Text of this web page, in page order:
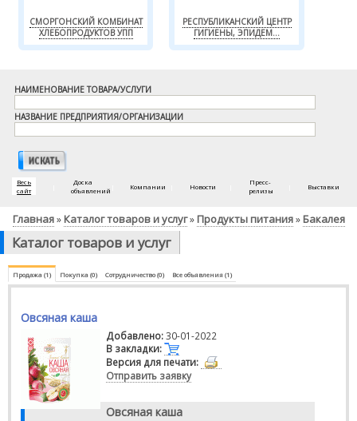
СМОРГОНСКИЙ КОМБИНАТ
ХЛЕБОПРОДУКТОВ УПП
РЕСПУБЛИКАНСКИЙ ЦЕНТР
ГИГИЕНЫ, ЭПИДЕМ...
НАИМЕНОВАНИЕ ТОВАРА/УСЛУГИ
НАЗВАНИЕ ПРЕДПРИЯТИЯ/ОРГАНИЗАЦИИ
Весь
сайт
Доска
объявлений
Компании Новости
Пресс-
релизы
Выставки
Главная» Каталог товаров и услуг» Продукты питания» Бакалея
Каталог товаров и услуг
Продажа (1) Покупка (0) Сотрудничество (0) Все объявления (1)
Овсяная каша
Добавлено:30-01-2022
В закладки:
Версия для печати:
Отправить заявку
Овсяная каша